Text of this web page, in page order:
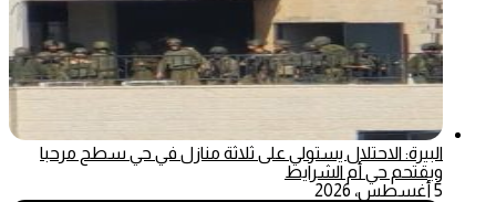
البيرة: الاحتلال يستولي على ثلاثة منازل في حي سطح مرحبا
ويقتحم حي أم الشرايط
5 أغسطس، 2026